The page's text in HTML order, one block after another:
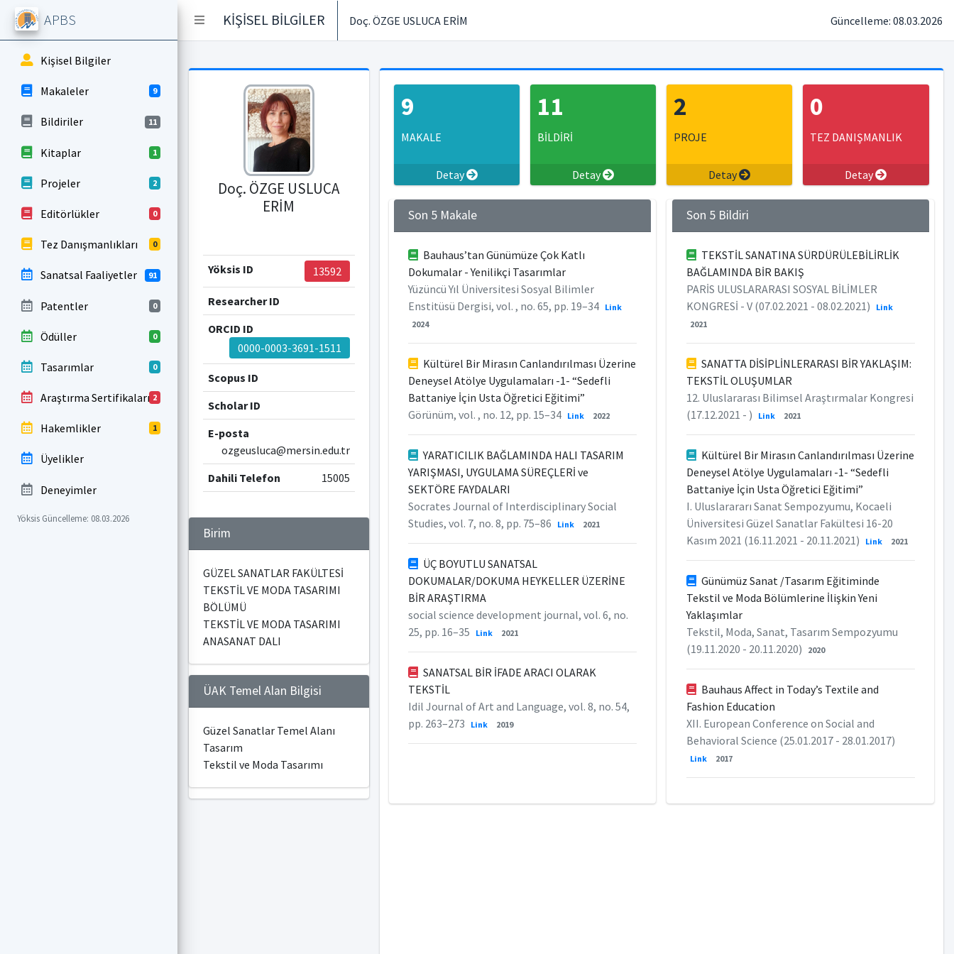
KİŞİSEL BİLGİLER Doç. ÖZGE USLUCA ERİM Güncelleme: 08.03.2026
APBS
Kişisel Bilgiler
Makaleler 9
Bildiriler 11
Kitaplar 1
Projeler 2
Editörlükler 0
Tez Danışmanlıkları 0
Sanatsal Faaliyetler 91
Patentler 0
Ödüller 0
Tasarımlar 0
Araştırma Sertifikaları 2
Hakemlikler 1
Üyelikler
Deneyimler
Yöksis Güncelleme: 08.03.2026
Doç. ÖZGE USLUCA
ERİM
Yöksis ID 13592
Researcher ID
ORCID ID
0000-0003-3691-1511
Scopus ID
Scholar ID
E-posta
ozgeusluca@mersin.edu.tr
Dahili Telefon
15005
Birim
GÜZEL SANATLAR FAKÜLTESİ
TEKSTİL VE MODA TASARIMI
BÖLÜMÜ
TEKSTİL VE MODA TASARIMI
ANASANAT DALI
ÜAK Temel Alan Bilgisi
Güzel Sanatlar Temel Alanı
Tasarım
Tekstil ve Moda Tasarımı
9
MAKALE
Detay
11
BİLDİRİ
Detay
2
PROJE
Detay
0
TEZ DANIŞMANLIK
Detay
Son 5 Makale
Bauhaus’tan Günümüze Çok Katlı
Dokumalar - Yenilikçi Tasarımlar
Yüzüncü Yıl Üniversitesi Sosyal Bilimler
Enstitüsü Dergisi, vol. , no. 65, pp. 19–34 Link
2024
Kültürel Bir Mirasın Canlandırılması Üzerine
Deneysel Atölye Uygulamaları -1- “Sedefli
Battaniye İçin Usta Öğretici Eğitimi”
Görünüm, vol. , no. 12, pp. 15–34 Link 2022
YARATICILIK BAĞLAMINDA HALI TASARIM
YARIŞMASI, UYGULAMA SÜREÇLERİ ve
SEKTÖRE FAYDALARI
Socrates Journal of Interdisciplinary Social
Studies, vol. 7, no. 8, pp. 75–86
Link 2021
ÜÇ BOYUTLU SANATSAL
DOKUMALAR/DOKUMA HEYKELLER ÜZERİNE
BİR ARAŞTIRMA
social science development journal, vol. 6, no.
25, pp. 16–35
Link 2021
SANATSAL BİR İFADE ARACI OLARAK
TEKSTİL
Idil Journal of Art and Language, vol. 8, no. 54,
pp. 263–273
Link 2019
Son 5 Bildiri
TEKSTİL SANATINA SÜRDÜRÜLEBİLİRLİK
BAĞLAMINDA BİR BAKIŞ
PARİS ULUSLARARASI SOSYAL BİLİMLER
KONGRESİ - V (07.02.2021 - 08.02.2021)
Link
2021
SANATTA DİSİPLİNLERARASI BİR YAKLAŞIM:
TEKSTİL OLUŞUMLAR
12. Uluslararası Bilimsel Araştırmalar Kongresi
(17.12.2021 - )
Link 2021
Kültürel Bir Mirasın Canlandırılması Üzerine
Deneysel Atölye Uygulamaları -1- “Sedefli
Battaniye İçin Usta Öğretici Eğitimi”
I. Uluslarararı Sanat Sempozyumu, Kocaeli
Üniversitesi Güzel Sanatlar Fakültesi 16-20
Kasım 2021 (16.11.2021 - 20.11.2021)
Link 2021
Günümüz Sanat /Tasarım Eğitiminde
Tekstil ve Moda Bölümlerine İlişkin Yeni
Yaklaşımlar
Tekstil, Moda, Sanat, Tasarım Sempozyumu
(19.11.2020 - 20.11.2020)
2020
Bauhaus Affect in Today’s Textile and
Fashion Education
XII. European Conference on Social and
Behavioral Science (25.01.2017 - 28.01.2017)
Link 2017